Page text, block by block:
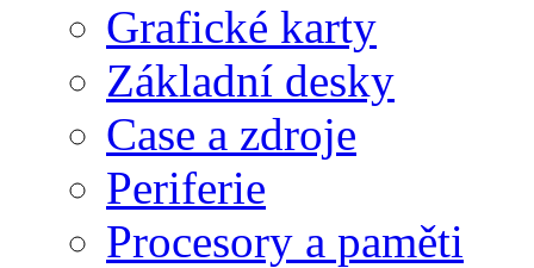
Grafické karty
Základní desky
Case a zdroje
Periferie
Procesory a paměti